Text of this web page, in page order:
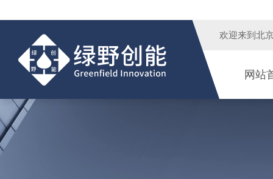
欢迎来到 北
网站